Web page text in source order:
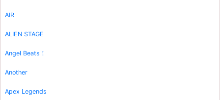
AIR
ALIEN STAGE
Angel Beats！
Another
Apex Legends